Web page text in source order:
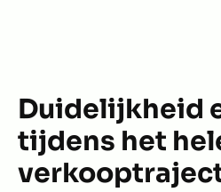
Duidelijkheid
tijdens het